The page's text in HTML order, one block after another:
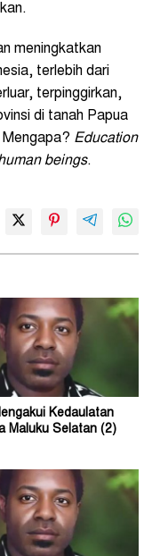
meningkatkan
terlebih dari
terpinggirkan,
di tanah Papua
Mengapa? Education
beings.
Kedaulatan
Maluku Selatan (2)